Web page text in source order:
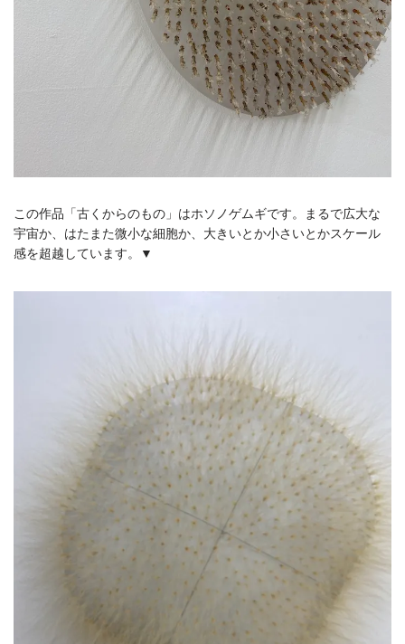
この作品「古くからのもの」はホソノゲムギです。まるで広大な
宇宙か、はたまた微小な細胞か、大きいとか小さいとかスケール
感を超越しています。▼